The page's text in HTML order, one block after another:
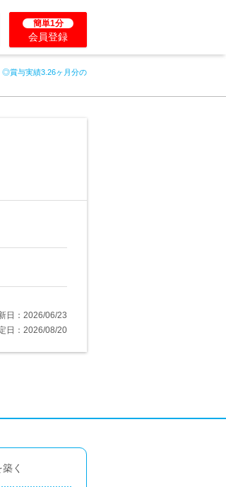
簡単1分
会員登録
◎賞与実績3.26ヶ月分の
日：2026/06/23
日：2026/08/20
く